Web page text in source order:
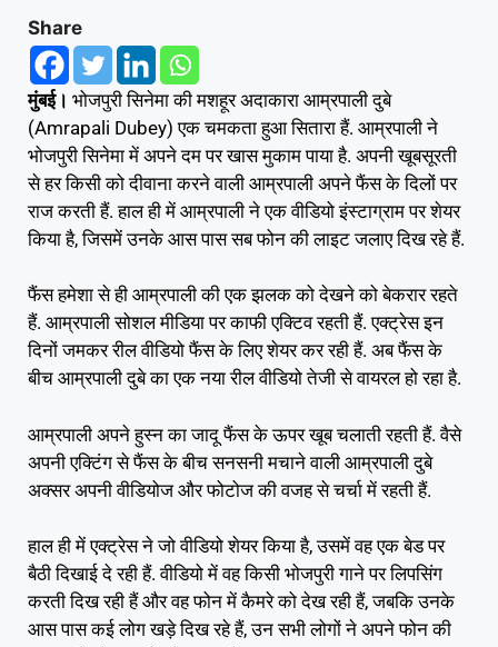
Share
मुंबई। भोजपुरी सिनेमा की मशहूर अदाकारा आम्रपाली दुबे
(Amrapali Dubey) एक चमकता हुआ सितारा हैं. आम्रपाली ने
भोजपुरी सिनेमा में अपने दम पर खास मुकाम पाया है. अपनी खूबसूरती
से हर किसी को दीवाना करने वाली आम्रपाली अपने फैंस के दिलों पर
राज करती हैं. हाल ही में आम्रपाली ने एक वीडियो इंस्टाग्राम पर शेयर
किया है, जिसमें उनके आस पास सब फोन की लाइट जलाए दिख रहे हैं.
फैंस हमेशा से ही आम्रपाली की एक झलक को देखने को बेकरार रहते
हैं. आम्रपाली सोशल मीडिया पर काफी एक्टिव रहती हैं. एक्ट्रेस इन
दिनों जमकर रील वीडियो फैंस के लिए शेयर कर रही हैं. अब फैंस के
बीच आम्रपाली दुबे का एक नया रील वीडियो तेजी से वायरल हो रहा है.
आम्रपाली अपने हुस्न का जादू फैंस के ऊपर खूब चलाती रहती हैं. वैसे
अपनी एक्टिंग से फैंस के बीच सनसनी मचाने वाली आम्रपाली दुबे
अक्सर अपनी वीडियोज और फोटोज की वजह से चर्चा में रहती हैं.
हाल ही में एक्ट्रेस ने जो वीडियो शेयर किया है, उसमें वह एक बेड पर
बैठी दिखाई दे रही हैं. वीडियो में वह किसी भोजपुरी गाने पर लिपसिंग
करती दिख रही हैं और वह फोन में कैमरे को देख रही हैं, जबकि उनके
आस पास कई लोग खड़े दिख रहे हैं, उन सभी लोगों ने अपने फोन की